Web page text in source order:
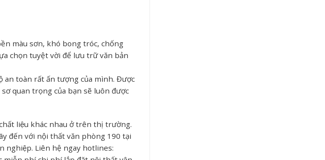
màu sơn, khó bong tróc, chống
chọn tuyệt vời để lưu trữ văn bản
an toàn rất ấn tượng của mình. Được
quan trọng của bạn sẽ luôn được
liệu khác nhau ở trên thị trường.
đến với nội thất văn phòng 190 tại
nghiệp. Liên hệ ngay hotlines: